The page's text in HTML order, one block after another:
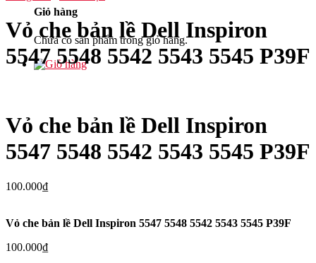
Giỏ hàng
Chưa có sản phẩm trong giỏ hàng.
Vỏ che bản lề Dell Inspiron
5547 5548 5542 5543 5545 P39F
Vỏ che bản lề Dell Inspiron
5547 5548 5542 5543 5545 P39F
100.000₫
Vỏ che bản lề Dell Inspiron 5547 5548 5542 5543 5545 P39F
100.000₫